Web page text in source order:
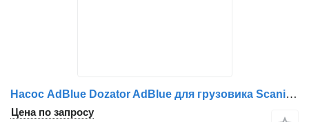
Насос AdBlue Dozator AdBlue для грузовика Scania 2238324/2238325/2095566/2722701/573163/573162
Цена по запросу